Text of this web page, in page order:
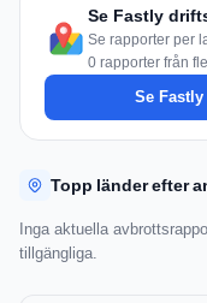
Se Fastly
Se rapporter per
0 rapporter från
Se
Topp länder efter
Inga aktuella
tillgängliga.